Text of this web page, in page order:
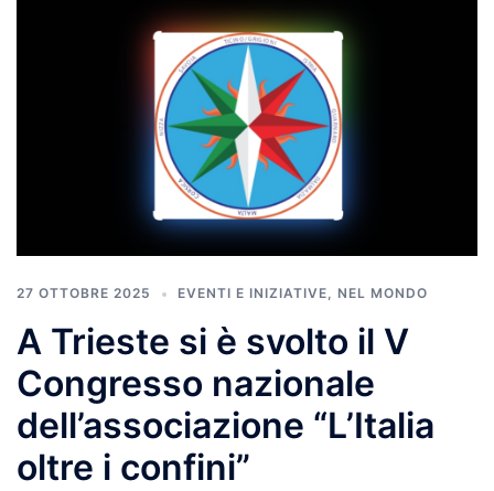
27 OTTOBRE 2025 EVENTI E INIZIATIVE, NEL MONDO
A Trieste si è svolto il V
Congresso nazionale
dell’associazione “L’Italia
oltre i confini”